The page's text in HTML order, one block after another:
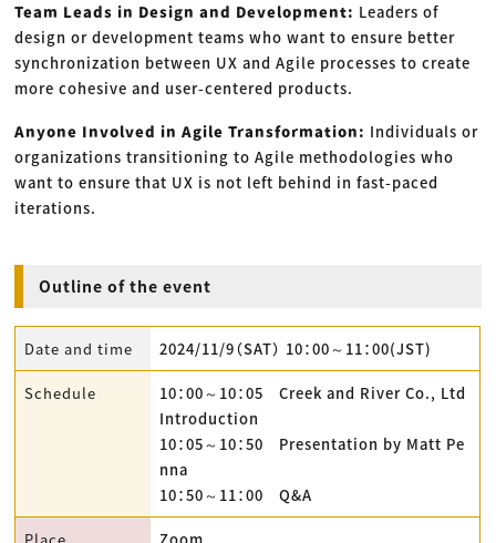
Team Leads in Design and Development: Leaders of
design or development teams who want to ensure better
synchronization between UX and Agile processes to create
more cohesive and user-centered products.
Anyone Involved in Agile Transformation: Individuals or
organizations transitioning to Agile methodologies who
want to ensure that UX is not left behind in fast-paced
iterations.
Outline of the event
Date and time 2024/11/9（SAT） 10：00～11：00(JST)
Schedule
10：00～10：05 Creek and River Co., Ltd
Introduction
10：05～10：50 Presentation by Matt Pe
nna
10：50～11：00 Q&A